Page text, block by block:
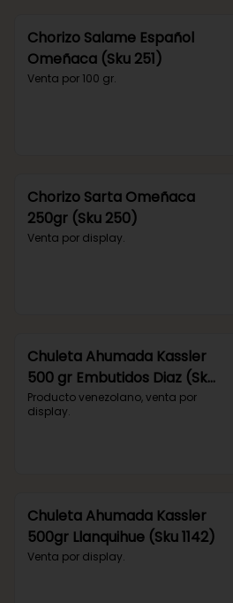
Chorizo Salame Español
Omeñaca (Sku 251)
Venta por 100 gr.
Chorizo Sarta Omeñaca
250gr (Sku 250)
Venta por display.
Chuleta Ahumada Kassler
500 gr Embutidos Diaz (Sku
434)
Producto venezolano, venta por
display.
Chuleta Ahumada Kassler
500gr Llanquihue (Sku 1142)
Venta por display.